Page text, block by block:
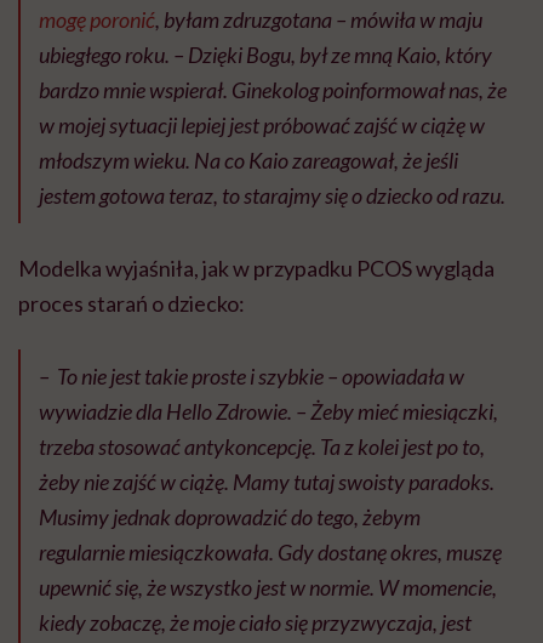
mogę poronić, byłam zdruzgotana – mówiła w maju
ubiegłego roku. – Dzięki Bogu, był ze mną Kaio, który
bardzo mnie wspierał. Ginekolog poinformował nas, że
w mojej sytuacji lepiej jest próbować zajść w ciążę w
młodszym wieku. Na co Kaio zareagował, że jeśli
jestem gotowa teraz, to starajmy się o dziecko od razu.
Modelka wyjaśniła, jak w przypadku PCOS wygląda
proces starań o dziecko:
– To nie jest takie proste i szybkie – opowiadała w
wywiadzie dla Hello Zdrowie. – Żeby mieć miesiączki,
trzeba stosować antykoncepcję. Ta z kolei jest po to,
żeby nie zajść w ciążę. Mamy tutaj swoisty paradoks.
Musimy jednak doprowadzić do tego, żebym
regularnie miesiączkowała. Gdy dostanę okres, muszę
upewnić się, że wszystko jest w normie. W momencie,
kiedy zobaczę, że moje ciało się przyzwyczaja, jest